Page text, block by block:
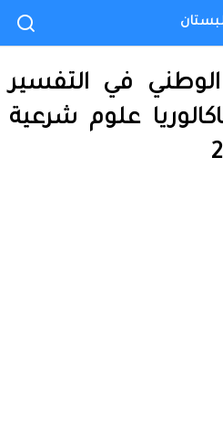
في التفسير
علوم شرعية